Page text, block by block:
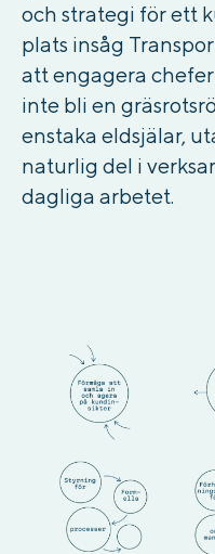
och strategi för ett
plats insåg
att engagera
inte bli en
enstaka eldsjälar,
naturlig del i
dagliga arbetet.